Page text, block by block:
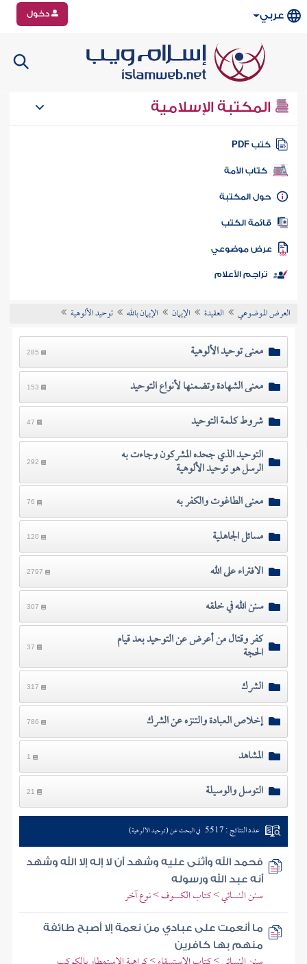
عربي دخول
المكتبة الإسلامية
كتب PDF
كتاب الأمة
المكتبة
الكتب
موضوعي
تراجم الأعلام
العرض الموضوعي العقيدة الإيمان الإيمان بالله توحيد الألوهية
معنى توحيد الألوهية 285
معنى الشهادة وتضمنها لأنواع التوحيد 153
شروط كلمة التوحيد 47
التوحيد الذي جحده المشركون وجاءت به
الرسل هو توحيد الألوهية 292
معنى الطاغوت والكفر به 76
مسائل الجاهلية 120
الافتراء على الله 2797
سنن الله في خلقه 307
كفر وقتال من أعرض عن التوحيد بعد قيام
الحجة 37
الشرك 317
إخلاص العبادة والتنزه عن الشرك 786
المشاهد 1
التوسل والوسيلة 21
عدد النتائج : 5517 في البحث عن (توحيد الألوهية)
فحمد الله وأثنى عليه وشهد أن لا إله إلا الله وشهد
أنه عبد الله ورسوله
سنن النسائي > كتاب الكسوف > نوع آخر
ما أنعمت على عبادي من نعمة إلا أصبح طائفة
منهم بها كافرين